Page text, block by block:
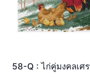
58-Q : ไก่คู่มงคลเศ